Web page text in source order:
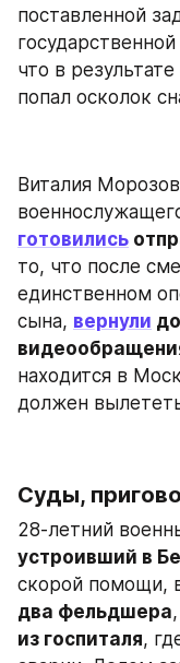
поставленной
что в
попал осколок
Виталия
готовились
то, что после
единственном
сына, вернули
находится в
должен
Суды,
устроивший в
скорой помощи,
два фельдшера,
из госпиталя,